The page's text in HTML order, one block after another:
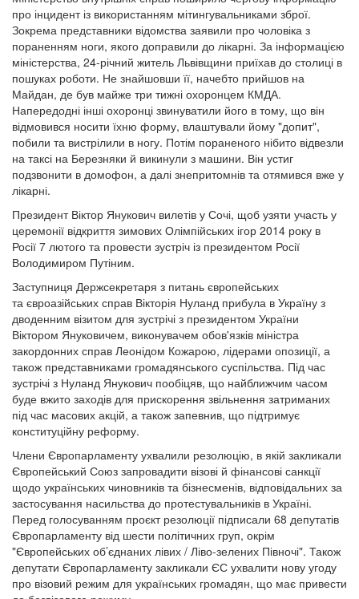
про інцидент із використанням мітингувальниками зброї.
Зокрема представники відомства заявили про чоловіка з
пораненням ноги, якого доправили до лікарні. За інформацією
міністерства, 24-річний житель Львівщини приїхав до столиці в
пошуках роботи. Не знайшовши її, начебто прийшов на
Майдан, де був майже три тижні охоронцем КМДА.
Напередодні інші охоронці звинуватили його в тому, що він
відмовився носити їхню форму, влаштували йому "допит",
побили та вистрілили в ногу. Потім пораненого нібито відвезли
на таксі на Березняки й викинули з машини. Він устиг
подзвонити в домофон, а далі знепритомнів та отямився вже у
лікарні.
Президент Віктор Янукович вилетів у Сочі, щоб узяти участь у
церемонії відкриття зимових Олімпійських ігор 2014 року в
Росії 7 лютого та провести зустріч із президентом Росії
Володимиром Путіним.
Заступниця Держсекретаря з питань європейських
та євроазійських справ Вікторія Нуланд прибула в Україну з
дводенним візитом для зустрічі з президентом України
Віктором Януковичем, виконувачем обов'язків міністра
закордонних справ Леонідом Кожарою, лідерами опозиції, а
також представниками громадянського суспільства. Під час
зустрічі з Нуланд Янукович пообіцяв, що найближчим часом
буде вжито заходів для прискорення звільнення затриманих
під час масових акцій, а також запевнив, що підтримує
конституційну реформу.
Члени Європарламенту ухвалили резолюцію, в якій закликали
Європейський Союз запровадити візові й фінансові санкції
щодо українських чиновників та бізнесменів, відповідальних за
застосування насильства до протестувальників в Україні.
Перед голосуванням проєкт резолюції підписали 68 депутатів
Європарламенту від шести політичних груп, окрім
"Європейських об’єднаних лівих / Ліво-зелених Півночі". Також
депутати Європарламенту закликали ЄС ухвалити нову угоду
про візовий режим для українських громадян, що має привести